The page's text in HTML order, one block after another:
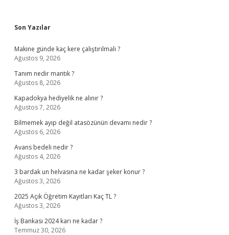
Sidebar
Son Yazılar
Makine günde kaç kere çalıştırılmalı ?
Ağustos 9, 2026
Tanım nedir mantık ?
Ağustos 8, 2026
Kapadokya hediyelik ne alınır ?
Ağustos 7, 2026
Bilmemek ayıp değil atasözünün devamı nedir ?
Ağustos 6, 2026
Avans bedeli nedir ?
Ağustos 4, 2026
3 bardak un helvasına ne kadar şeker konur ?
Ağustos 3, 2026
2025 Açık Öğretim Kayıtları Kaç TL ?
Ağustos 3, 2026
İş Bankası 2024 karı ne kadar ?
Temmuz 30, 2026